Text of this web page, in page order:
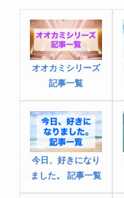
オオカミシリーズ
記事一覧
今日、好きになり
ました。 記事一覧